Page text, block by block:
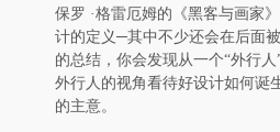
保罗 ·格雷厄姆的《黑客与画家
计的定义─其中不少还会在后面
的总结，你会发现从一个“外行
外行人的视角看待好设计如何诞
的主意。